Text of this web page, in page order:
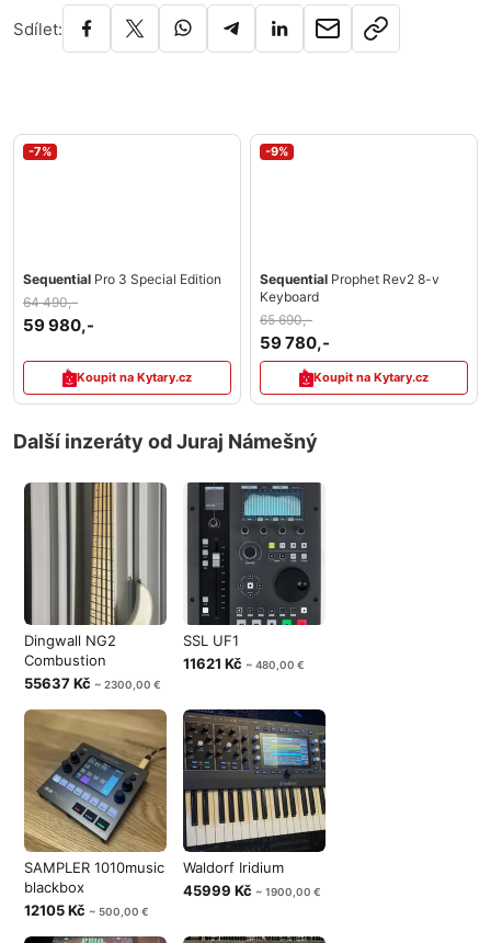
Sdílet:
-7%
Sequential Pro 3 Special Edition
64 490,-
59 980,-
Koupit na Kytary.cz
-9%
Sequential Prophet Rev2 8-v
Keyboard
65 690,-
59 780,-
Koupit na Kytary.cz
Další inzeráty od Juraj Námešný
Dingwall NG2
Combustion
55637 Kč ~ 2300,00 €
SSL UF1
11621 Kč ~ 480,00 €
SAMPLER 1010music
blackbox
12105 Kč ~ 500,00 €
Waldorf Iridium
45999 Kč ~ 1900,00 €